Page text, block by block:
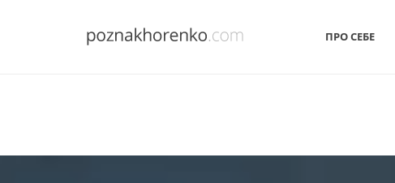
ПРО СЕБЕ